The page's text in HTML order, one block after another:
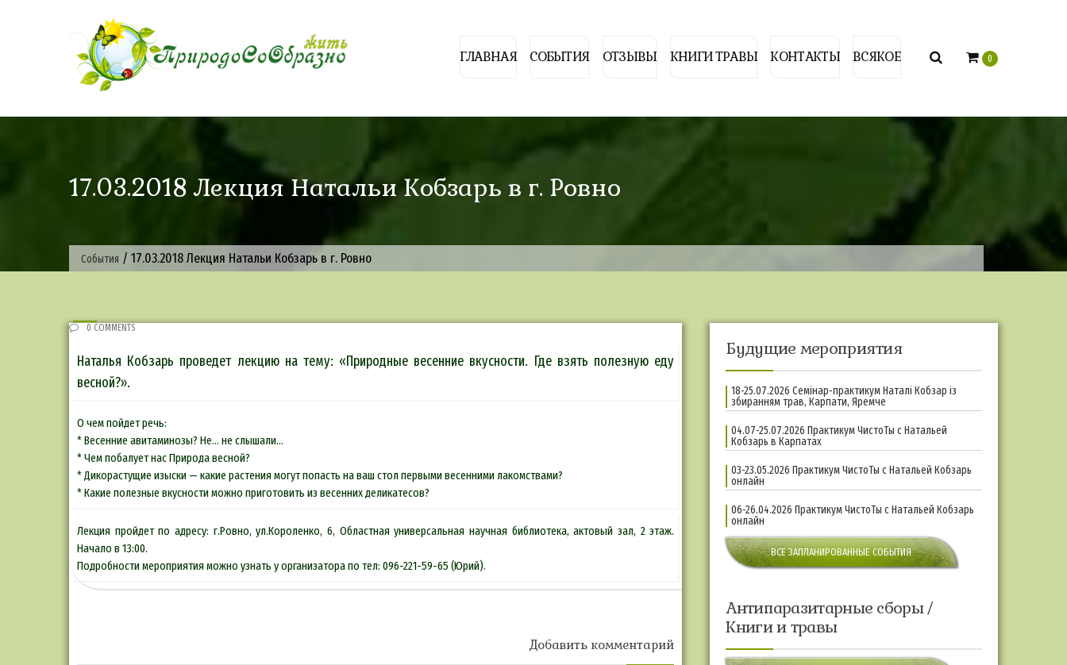
ГЛАВНАЯ СОБЫТИЯ ОТЗЫВЫ КНИГИ ТРАВЫ КОНТАКТЫ ВСЯКОЕ 0
17.03.2018 Лекция Натальи Кобзарь в г. Ровно
События / 17.03.2018 Лекция Натальи Кобзарь в г. Ровно
0 COMMENTS
Наталья Кобзарь проведет лекцию на тему: «Природные весенние вкусности. Где взять полезную еду
весной?».
О чем пойдет речь:
* Весенние авитаминозы? Не… не слышали…
* Чем побалует нас Природа весной?
* Дикорастущие изыски — какие растения могут попасть на ваш стол первыми весенними лакомствами?
* Какие полезные вкусности можно приготовить из весенних деликатесов?
Лекция пройдет по адресу: г.Ровно, ул.Короленко, 6, Областная универсальная научная библиотека, актовый зал, 2 этаж.
Начало в 13:00.
Подробности мероприятия можно узнать у организатора по тел: 096-221-59-65 (Юрий).
Добавить комментарий
Будущие мероприятия
18-25.07.2026 Семінар-практикум Наталі Кобзар із
збиранням трав, Карпати, Яремче
04.07-25.07.2026 Практикум ЧистоТы с Натальей
Кобзарь в Карпатах
03-23.05.2026 Практикум ЧистоТы с Натальей Кобзарь
онлайн
06-26.04.2026 Практикум ЧистоТы с Натальей Кобзарь
онлайн
ВСЕ ЗАПЛАНИРОВАННЫЕ СОБЫТИЯ
Антипаразитарные сборы /
Книги и травы